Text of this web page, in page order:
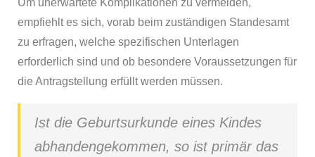
Um unerwartete Komplikationen zu vermeiden,
empfiehlt es sich, vorab beim zuständigen Standesamt
zu erfragen, welche spezifischen Unterlagen
erforderlich sind und ob besondere Voraussetzungen für
die Antragstellung erfüllt werden müssen.
Ist die Geburtsurkunde eines Kindes
abhandengekommen, so ist primär das